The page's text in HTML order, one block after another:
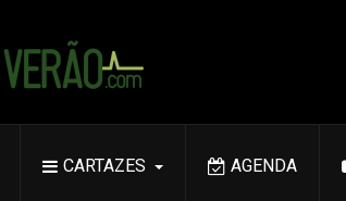
CARTAZES AGENDA